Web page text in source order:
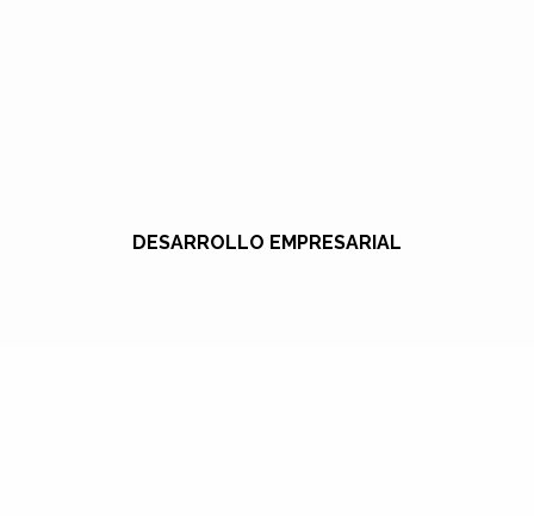
DESARROLLO EMPRESARIAL